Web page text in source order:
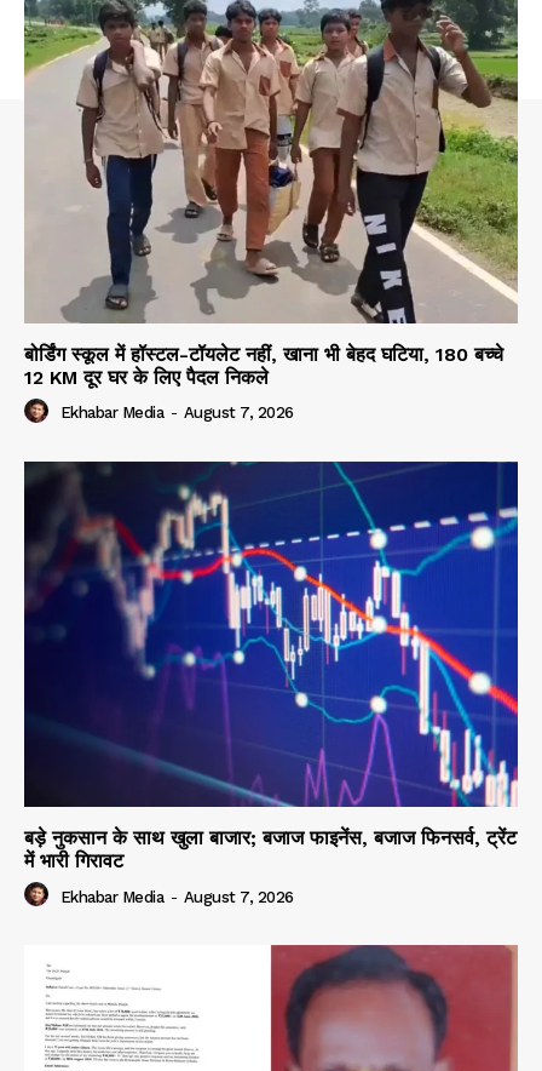
बोर्डिंग स्कूल में हॉस्टल-टॉयलेट नहीं, खाना भी बेहद घटिया, 180 बच्चे
12 KM दूर घर के लिए पैदल निकले
Ekhabar Media - August 7, 2026
बड़े नुकसान के साथ खुला बाजार; बजाज फाइनेंस, बजाज फिनसर्व, ट्रेंट
में भारी गिरावट
Ekhabar Media - August 7, 2026